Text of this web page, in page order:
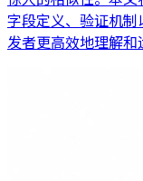
字段定义、验证机
发者更高效地理解和